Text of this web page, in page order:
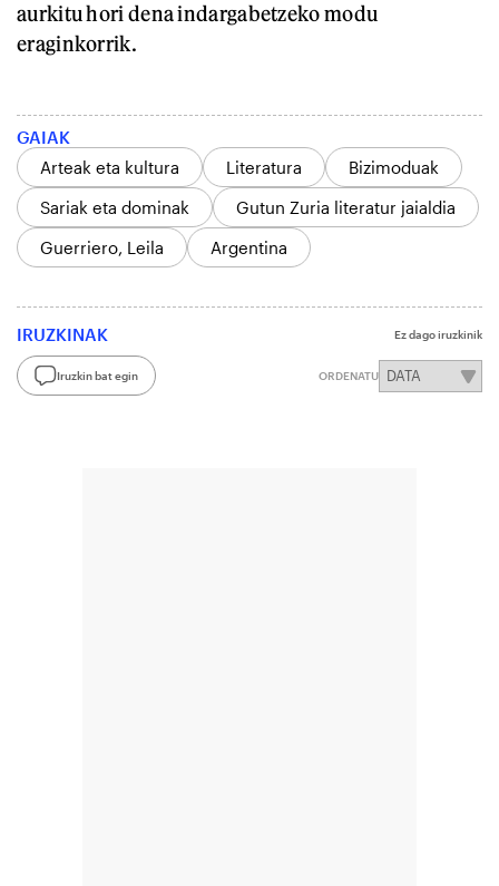
aurkitu hori dena indargabetzeko modu
eraginkorrik.
GAIAK
Arteak eta kultura
Literatura
Bizimoduak
Sariak eta dominak
Gutun Zuria literatur jaialdia
Guerriero, Leila
Argentina
IRUZKINAK Ez dago iruzkinik
Iruzkin bat egin ORDENATU